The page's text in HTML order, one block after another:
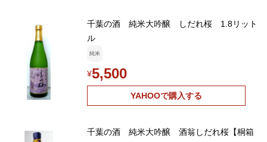
千葉の酒 純米大吟醸 しだれ桜 1.8リット
ル
純米
¥5,500
YAHOOで購入する
千葉の酒 純米大吟醸 酒翁しだれ桜【桐箱